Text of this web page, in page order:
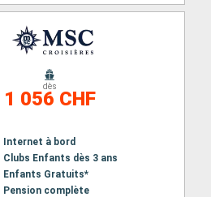
dès
1 056 CHF
Internet à bord
Clubs Enfants dès 3 ans
Enfants Gratuits*
Pension complète